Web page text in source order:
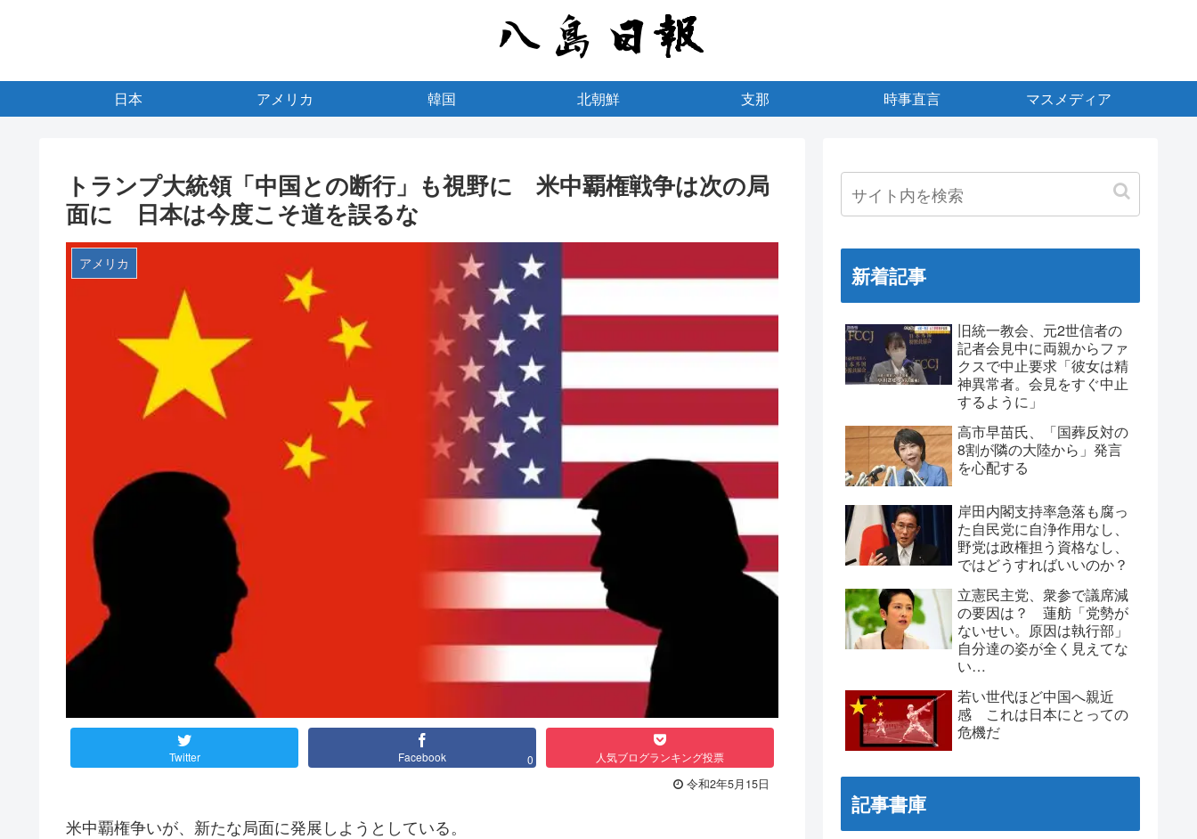
日本 アメリカ 韓国 北朝鮮 支那 時事直言 マスメディア
トランプ大統領「中国との断行」も視野に 米中覇権戦争は次の局
面に 日本は今度こそ道を誤るな
アメリカ
Twitter Facebook 0 人気ブログランキング投票
令和2年5月15日
米中覇権争いが、新たな局面に発展しようとしている。
新着記事
旧統一教会、元2世信者の
記者会見中に両親からファ
クスで中止要求「彼女は精
神異常者。会見をすぐ中止
するように」
高市早苗氏、「国葬反対の
8割が隣の大陸から」発言
を心配する
岸田内閣支持率急落も腐っ
た自民党に自浄作用なし、
野党は政権担う資格なし、
ではどうすればいいのか？
立憲民主党、衆参で議席減
の要因は？ 蓮舫「党勢が
ないせい。原因は執行部」
自分達の姿が全く見えてな
い…
若い世代ほど中国へ親近
感 これは日本にとっての
危機だ
記事書庫